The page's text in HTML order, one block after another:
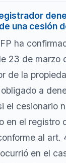
una cesión
ha
23 de marzo
de la
a
el cesionario
en el registro
al art.
en el